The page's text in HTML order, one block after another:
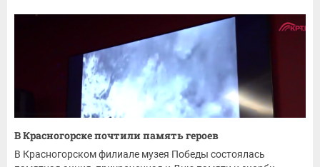
В Красногорске почтили память героев
В Красногорском филиале музея Победы состоялась